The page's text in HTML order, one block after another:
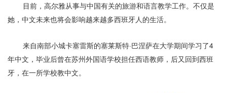
目前，高尔雅从事与中国有关的旅游和语言教学工作。不仅是
她，中文未来也将会影响越来越多西班牙人的生活。
来自南部小城卡塞雷斯的塞莱斯特·巴涅萨在大学期间学习了4
年中文，毕业后曾在苏州外国语学校担任西语教师，后又回到西班
牙，在一所学校教中文。